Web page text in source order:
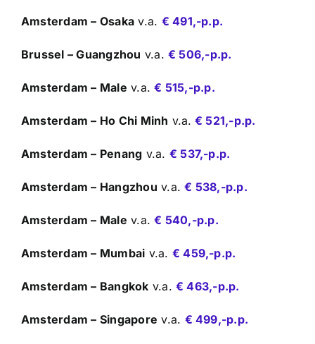
Amsterdam – Osaka v.a. € 491,-p.p.
Brussel – Guangzhou v.a.€ 506,-p.p.
Amsterdam – Male v.a.€ 515,-p.p.
Amsterdam – Ho Chi Minh v.a. € 521,-p.p.
Amsterdam – Penang v.a. € 537,-p.p.
Amsterdam – Hangzhou v.a.€ 538,-p.p.
Amsterdam – Male v.a.€ 540,-p.p.
Amsterdam – Mumbai v.a. € 459,-p.p.
Amsterdam – Bangkok v.a.€ 463,-p.p.
Amsterdam – Singapore v.a. € 499,-p.p.